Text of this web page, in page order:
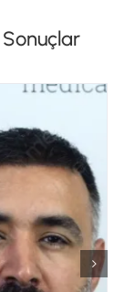
Sonuçlar